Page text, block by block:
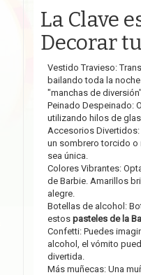
La Clave
Decorar
Vestido Travieso:
bailando toda la
"manchas de
Peinado Despeinado:
utilizando hilos de
Accesorios Divertidos:
un sombrero torcido o
sea única.
Colores Vibrantes:
de Barbie. Amarillos
alegre.
Botellas de alcohol:
estos pasteles de la
Confetti: Puedes
alcohol, el vómito
divertida.
Más muñecas: Una